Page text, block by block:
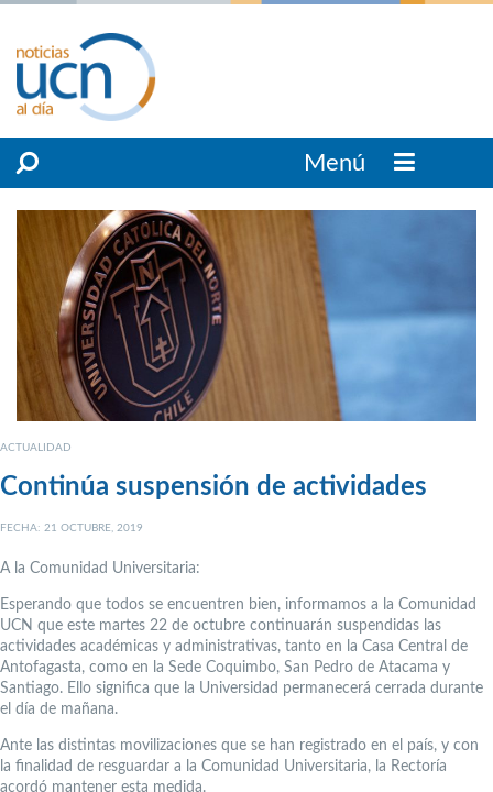
Menú
ACTUALIDAD
Continúa suspensión de actividades
FECHA: 21 OCTUBRE, 2019
A la Comunidad Universitaria:
Esperando que todos se encuentren bien, informamos a la Comunidad
UCN que este martes 22 de octubre continuarán suspendidas las
actividades académicas y administrativas, tanto en la Casa Central de
Antofagasta, como en la Sede Coquimbo, San Pedro de Atacama y
Santiago. Ello significa que la Universidad permanecerá cerrada durante
el día de mañana.
Ante las distintas movilizaciones que se han registrado en el país, y con
la finalidad de resguardar a la Comunidad Universitaria, la Rectoría
acordó mantener esta medida.